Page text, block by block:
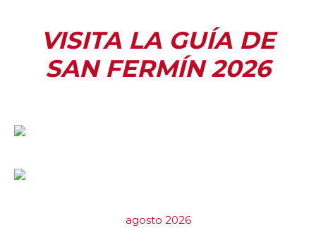
VISITA LA GUÍA DE
SAN FERMÍN 2026
agosto 2026